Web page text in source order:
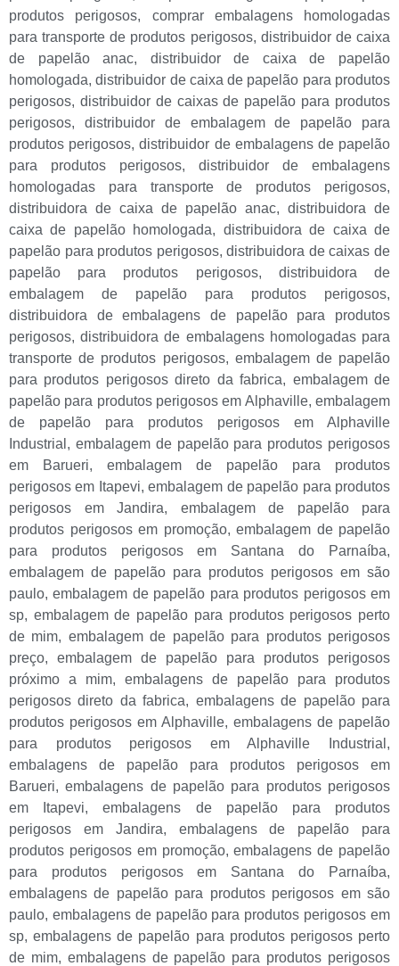
produtos perigosos, comprar embalagens homologadas
para transporte de produtos perigosos, distribuidor de caixa
de papelão anac, distribuidor de caixa de papelão
homologada,distribuidor de caixa de papelão para produtos
perigosos, distribuidor de caixas de papelão para produtos
perigosos, distribuidor de embalagem de papelão para
produtos perigosos,distribuidor de embalagens de papelão
para produtos perigosos, distribuidor de embalagens
homologadas para transporte de produtos perigosos,
distribuidora de caixa de papelão anac, distribuidora de
caixa de papelão homologada, distribuidora de caixa de
papelão para produtos perigosos,distribuidora de caixas de
papelão para produtos perigosos, distribuidora de
embalagem de papelão para produtos perigosos,
distribuidora de embalagens de papelão para produtos
perigosos,distribuidora de embalagens homologadas para
transporte de produtos perigosos, embalagem de papelão
para produtos perigosos direto da fabrica, embalagem de
papelão para produtos perigosos em Alphaville,embalagem
de papelão para produtos perigosos em Alphaville
Industrial , embalagem de papelão para produtos perigosos
em Barueri, embalagem de papelão para produtos
perigosos em Itapevi,embalagem de papelão para produtos
perigosos em Jandira, embalagem de papelão para
produtos perigosos em promoção, embalagem de papelão
para produtos perigosos em Santana do Parnaíba,
embalagem de papelão para produtos perigosos em são
paulo,embalagem de papelão para produtos perigosos em
sp, embalagem de papelão para produtos perigosos perto
de mim, embalagem de papelão para produtos perigosos
preço, embalagem de papelão para produtos perigosos
próximo a mim, embalagens de papelão para produtos
perigosos direto da fabrica, embalagens de papelão para
produtos perigosos em Alphaville, embalagens de papelão
para produtos perigosos em Alphaville Industrial ,
embalagens de papelão para produtos perigosos em
Barueri,embalagens de papelão para produtos perigosos
em Itapevi,embalagens de papelão para produtos
perigosos em Jandira, embalagens de papelão para
produtos perigosos em promoção,embalagens de papelão
para produtos perigosos em Santana do Parnaíba,
embalagens de papelão para produtos perigosos em são
paulo, embalagens de papelão para produtos perigosos em
sp,embalagens de papelão para produtos perigosos perto
de mim, embalagens de papelão para produtos perigosos